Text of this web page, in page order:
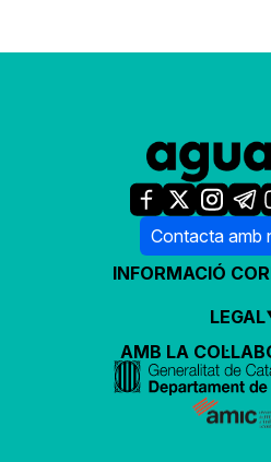
Contacta amb
INFORMACIÓ
LEGAL
AMB LA